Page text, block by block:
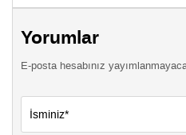
Yorumlar
E-posta hesabınız